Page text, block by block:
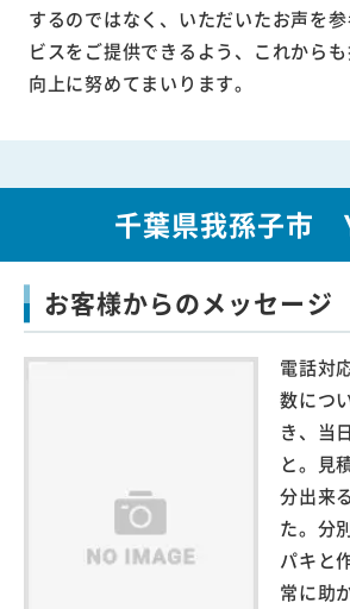
するのではなく、いただいたお声を
ビスをご提供できるよう、これから
向上に努めてまいります。
千葉県我孫子市
お客様からのメッセージ
電話対
数につ
き、当
と。見
分出来
た。分
パキと
常に助